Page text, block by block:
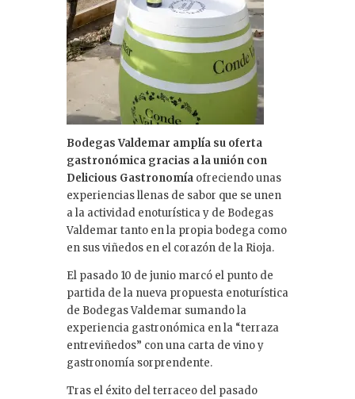
Bodegas Valdemar amplía su oferta
gastronómica gracias a la unión con
Delicious Gastronomía ofreciendo unas
experiencias llenas de sabor que se unen
a la actividad enoturística y de Bodegas
Valdemar tanto en la propia bodega como
en sus viñedos en el corazón de la Rioja.
El pasado 10 de junio marcó el punto de
partida de la nueva propuesta enoturística
de Bodegas Valdemar sumando la
experiencia gastronómica en la “terraza
entreviñedos” con una carta de vino y
gastronomía sorprendente.
Tras el éxito del terraceo del pasado